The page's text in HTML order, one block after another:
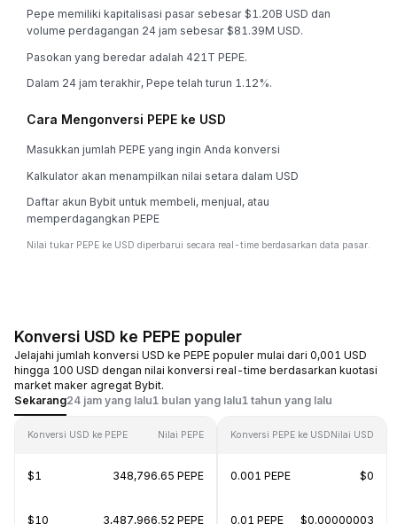
Pepe memiliki kapitalisasi pasar sebesar $1.20B USD dan
volume perdagangan 24 jam sebesar $81.39M USD.
Pasokan yang beredar adalah 421T PEPE.
Dalam 24 jam terakhir, Pepe telah turun 1.12%.
Cara Mengonversi PEPE ke USD
Masukkan jumlah PEPE yang ingin Anda konversi
Kalkulator akan menampilkan nilai setara dalam USD
Daftar akun Bybit untuk membeli, menjual, atau
memperdagangkan PEPE
Nilai tukar PEPE ke USD diperbarui secara real-time berdasarkan data pasar.
Konversi USD ke PEPE populer
Jelajahi jumlah konversi USD ke PEPE populer mulai dari 0,001 USD
hingga 100 USD dengan nilai konversi real-time berdasarkan kuotasi
market maker agregat Bybit.
Sekarang24 jam yang lalu1 bulan yang lalu1 tahun yang lalu
Konversi USD ke PEPE Nilai PEPE
$1 348,796.65 PEPE
$10 3,487,966.52 PEPE
Konversi PEPE ke USDNilai USD
0.001 PEPE $0
0.01 PEPE $0.00000003